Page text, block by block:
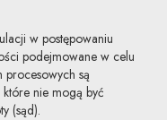
w postępowaniu
podejmowane w celu
procesowych są
nie mogą być
(sąd).